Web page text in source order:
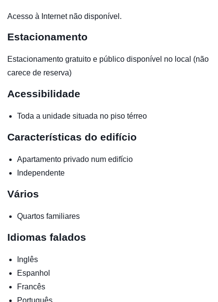
Acesso à Internet não disponível.
Estacionamento
Estacionamento gratuito e público disponível no local (não
carece de reserva)
Acessibilidade
Toda a unidade situada no piso térreo
Características do edifício
Apartamento privado num edifício
Independente
Vários
Quartos familiares
Idiomas falados
Inglês
Espanhol
Francês
Português